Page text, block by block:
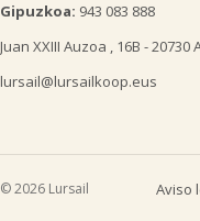
Gipuzkoa: 943 083 888
Juan XXIII Auzoa , 16B - 20730
lursail@lursailkoop.eus
© 2026 Lursail Aviso